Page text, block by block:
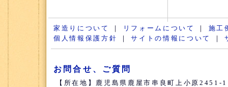
家造りについて ｜ リフォームについて ｜ 施工
個人情報保護方針
｜サイトの情報について ｜
お問合せ、ご質問
【所在地】鹿児島県鹿屋市串良町上小原2451-